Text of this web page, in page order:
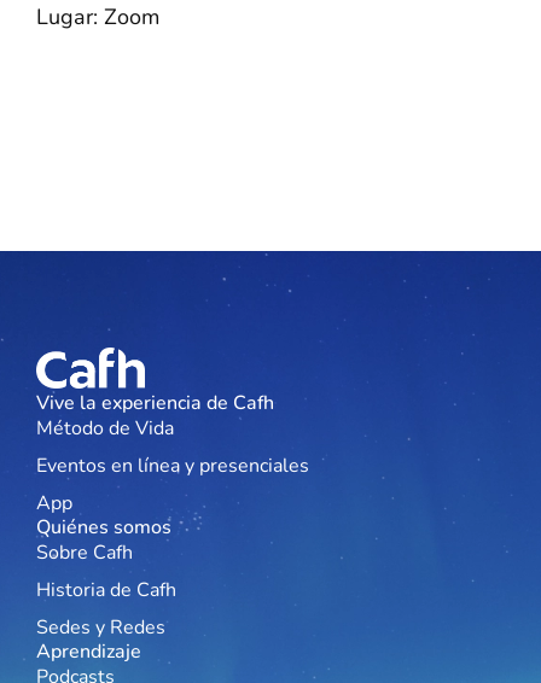
Lugar: Zoom
Vive la experiencia de Cafh
Método de Vida
Eventos en línea y presenciales
App
Quiénes somos
Sobre Cafh
Historia de Cafh
Sedes y Redes
Aprendizaje
Podcasts